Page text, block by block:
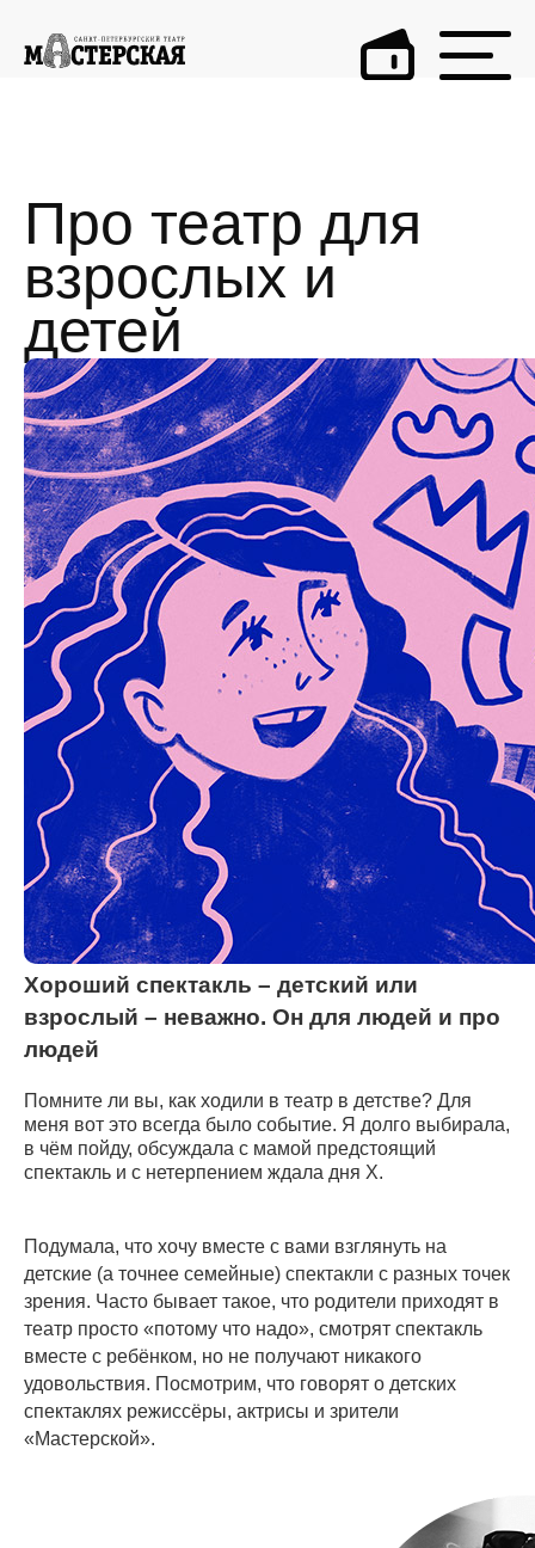
Про театр для
взрослых и
детей
Хороший спектакль – детский или
взрослый – неважно. Он для людей и про
людей
Помните ли вы, как ходили в театр в детстве? Для
меня вот это всегда было событие. Я долго выбирала,
в чём пойду, обсуждала с мамой предстоящий
спектакль и с нетерпением ждала дня X.
Подумала, что хочу вместе с вами взглянуть на
детские (а точнее семейные) спектакли с разных точек
зрения. Часто бывает такое, что родители приходят в
театр просто «потому что надо», смотрят спектакль
вместе с ребёнком, но не получают никакого
удовольствия. Посмотрим, что говорят о детских
спектаклях режиссёры, актрисы и зрители
«Мастерской».